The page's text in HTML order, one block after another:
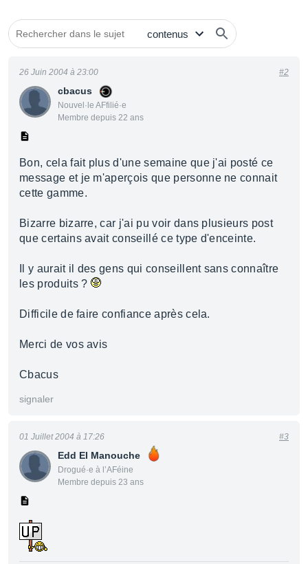
cbacus
Nouvel·le AFfilié·e
Membre depuis 22 ans
26 Juin 2004 à 23:00 #2
Bon, cela fait plus d'une semaine que j'ai posté ce
message et je m'aperçois que personne ne connait
cette gamme.
Bizarre bizarre, car j'ai pu voir dans plusieurs post
que certains avait conseillé ce type d'enceinte.
Il y aurait il des gens qui conseillent sans connaître
les produits ?
Difficile de faire confiance après cela.
Merci de vos avis
Cbacus
signaler
Edd El Manouche
Drogué·e à l’AFéine
Membre depuis 23 ans
01 Juillet 2004 à 17:26 #3